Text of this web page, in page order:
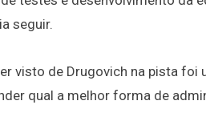
seguir.
visto de Drugovich na pista
qual a melhor forma de